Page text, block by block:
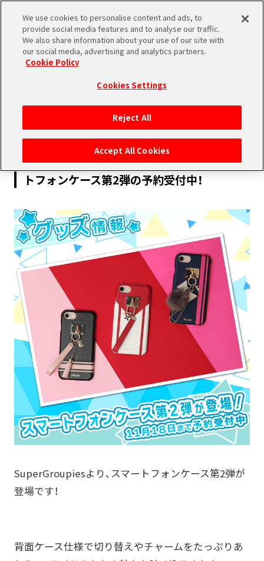
2018.10.31
PRODUCTS
【11月18日(日)まで】SuperGroupies、スマー
トフォンケース第2弾の予約受付中！
SuperGroupiesより、スマートフォンケース第2弾が
登場です！
背面ケース仕様で切り替えやチャームをたっぷりあ
We use cookies to personalise content and ads, to
provide social media features and to analyse our traffic.
We also share information about your use of our site with
our social media, advertising and analytics partners.
Cookie Policy
Cookies Settings
Reject All
Accept All Cookies